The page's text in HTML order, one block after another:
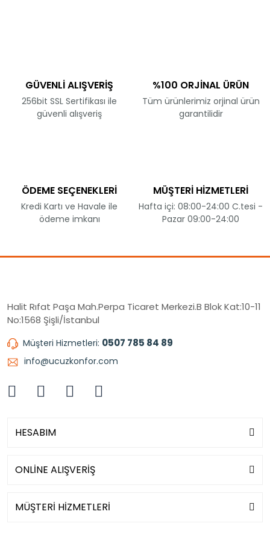
GÜVENLİ ALIŞVERİŞ
256bit SSL Sertifikası ile
güvenli alışveriş
%100 ORJİNAL ÜRÜN
Tüm ürünlerimiz orjinal ürün
garantilidir
ÖDEME SEÇENEKLERİ
Kredi Kartı ve Havale ile
ödeme imkanı
MÜŞTERİ HİZMETLERİ
Hafta içi: 08:00-24:00 C.tesi -
Pazar 09:00-24:00
Halit Rıfat Paşa Mah.Perpa Ticaret Merkezi.B Blok Kat:10-11
No:1568 Şişli/İstanbul
Müşteri Hizmetleri: 0507 785 84 89
info@ucuzkonfor.com
HESABIM
ONLİNE ALIŞVERİŞ
MÜŞTERİ HİZMETLERİ